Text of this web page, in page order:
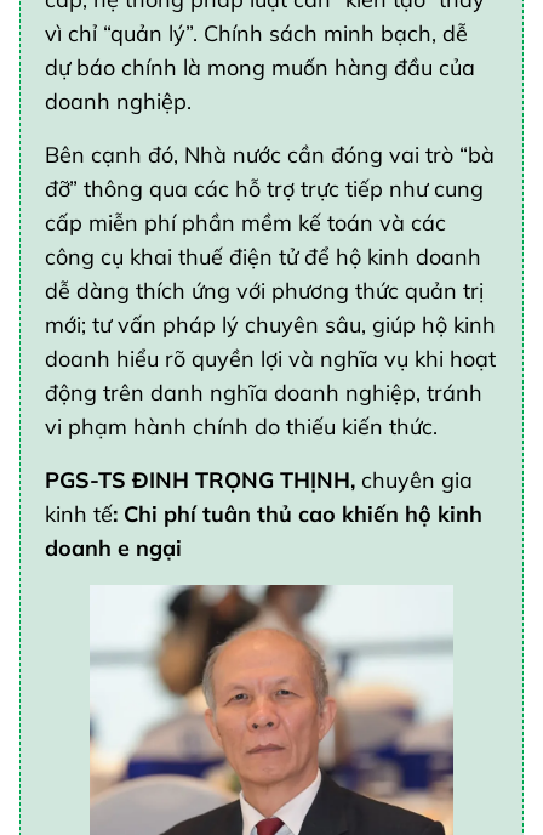
vì chỉ “quản lý”. Chính sách minh bạch, dễ
dự báo chính là mong muốn hàng đầu của
doanh nghiệp.
Bên cạnh đó, Nhà nước cần đóng vai trò “bà
đỡ” thông qua các hỗ trợ trực tiếp như cung
cấp miễn phí phần mềm kế toán và các
công cụ khai thuế điện tử để hộ kinh doanh
dễ dàng thích ứng với phương thức quản trị
mới; tư vấn pháp lý chuyên sâu, giúp hộ kinh
doanh hiểu rõ quyền lợi và nghĩa vụ khi hoạt
động trên danh nghĩa doanh nghiệp, tránh
vi phạm hành chính do thiếu kiến thức.
PGS-TS ĐINH TRỌNG THỊNH, chuyên gia
kinh tế: Chi phí tuân thủ cao khiến hộ kinh
doanh e ngại